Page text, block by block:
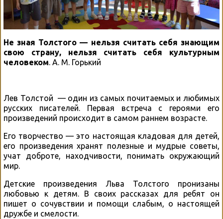
Не зная Толстого — нельзя считать себя знающим
свою страну, нельзя считать себя культурным
человеком. А. М. Горький
Лев Толстой — один из самых почитаемых и любимых
русских писателей. Первая встреча с героями его
произведений происходит в самом раннем возрасте.
Его творчество — это настоящая кладовая для детей,
его произведения хранят полезные и мудрые советы,
учат доброте, находчивости, понимать окружающий
мир.
Детские произведения Льва Толстого пронизаны
любовью к детям. В своих рассказах для ребят он
пишет о сочувствии и помощи слабым, о настоящей
дружбе и смелости.